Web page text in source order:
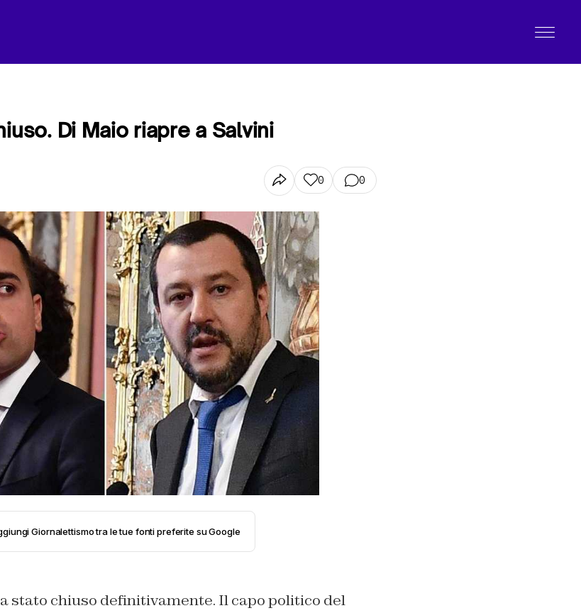
Di Maio riapre a Salvini
0 0
Giornalettismo tra le tue fonti preferite su Google
stato chiuso definitivamente. Il capo politico del